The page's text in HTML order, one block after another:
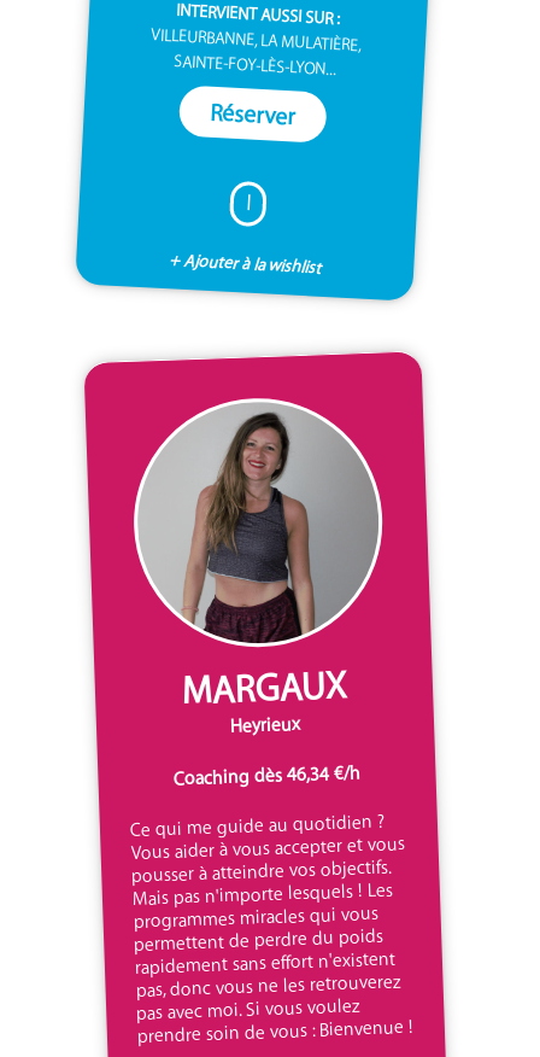
INTERVIENT AUSSI SUR :
VILLEURBANNE, LA MULATIÈRE,
SAINTE-FOY-LÈS-LYON...
Réserver
I
+ Ajouter à la wishlist
MARGAUX
Heyrieux
Coaching dès 46,34 €/h
Ce qui me guide au quotidien ?
Vous aider à vous accepter et vous
pousser à atteindre vos objectifs.
Mais pas n'importe lesquels ! Les
programmes miracles qui vous
permettent de perdre du poids
rapidement sans effort n'existent
pas, donc vous ne les retrouverez
pas avec moi. Si vous voulez
prendre soin de vous : Bienvenue !